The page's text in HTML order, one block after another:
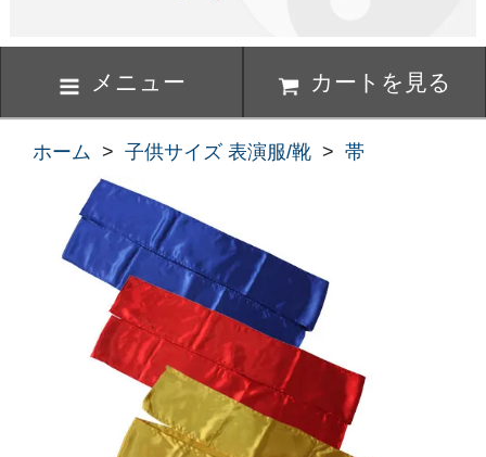
メニュー カートを見る
ホーム > 子供サイズ 表演服/靴 > 帯